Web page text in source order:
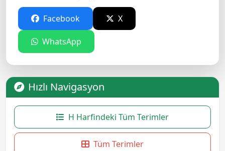
Facebook X
WhatsApp
Hızlı Navigasyon
H Harfindeki Tüm Terimler
Tüm Terimler